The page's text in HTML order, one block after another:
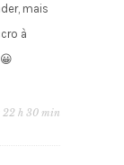
mais
à
22 h 30 min